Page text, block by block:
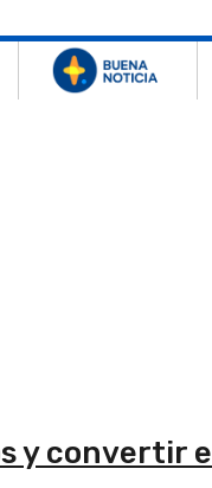
y convertir